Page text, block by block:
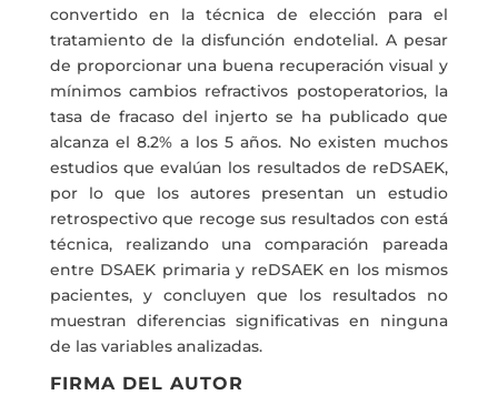
convertido en la técnica de elección para el
tratamiento de la disfunción endotelial. A pesar
de proporcionar una buena recuperación visual y
mínimos cambios refractivos postoperatorios, la
tasa de fracaso del injerto se ha publicado que
alcanza el 8.2% a los 5 años. No existen muchos
estudios que evalúan los resultados de reDSAEK,
por lo que los autores presentan un estudio
retrospectivo que recoge sus resultados con está
técnica, realizando una comparación pareada
entre DSAEK primaria y reDSAEK en los mismos
pacientes, y concluyen que los resultados no
muestran diferencias significativas en ninguna
de las variables analizadas.
FIRMA DEL AUTOR